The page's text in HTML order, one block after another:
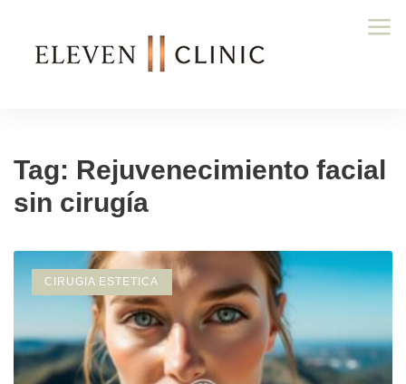
Tag: Rejuvenecimiento facial
sin cirugía
CIRUGIA ESTETICA